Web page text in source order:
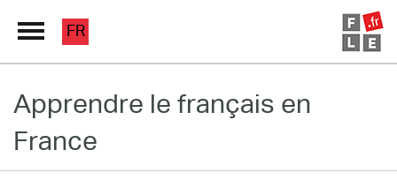
Grand Répertoire
Immersion France
FR
Apprendre le français en
France